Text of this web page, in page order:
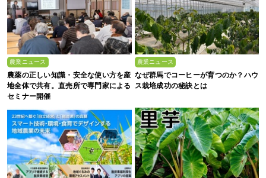
農業ニュース
農薬の正しい知識・安全な使い方を産
地全体で共有。直売所で専門家による
セミナー開催
農業ニュース
なぜ群馬でコーヒーが育つのか？ハウ
ス栽培成功の秘訣とは